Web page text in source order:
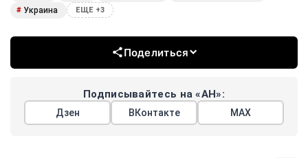
# Украина ЕЩЕ +3
Поделиться
Подписывайтесь на «АН»:
Дзен ВКонтакте МАХ